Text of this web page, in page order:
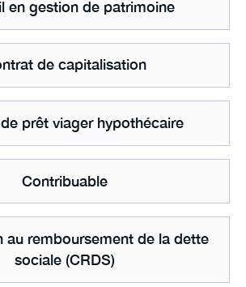
en gestion de patrimoine
de capitalisation
prêt viager hypothécaire
Contribuable
au remboursement de la dette
sociale (CRDS)